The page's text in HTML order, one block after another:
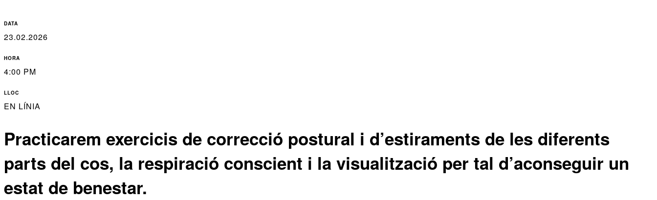
DATA
23.02.2026
HORA
4:00 PM
LLOC
EN LÍNIA
Practicarem exercicis de correcció postural i d’estiraments de les diferents
parts del cos, la respiració conscient i la visualització per tal d’aconseguir un
estat de benestar.